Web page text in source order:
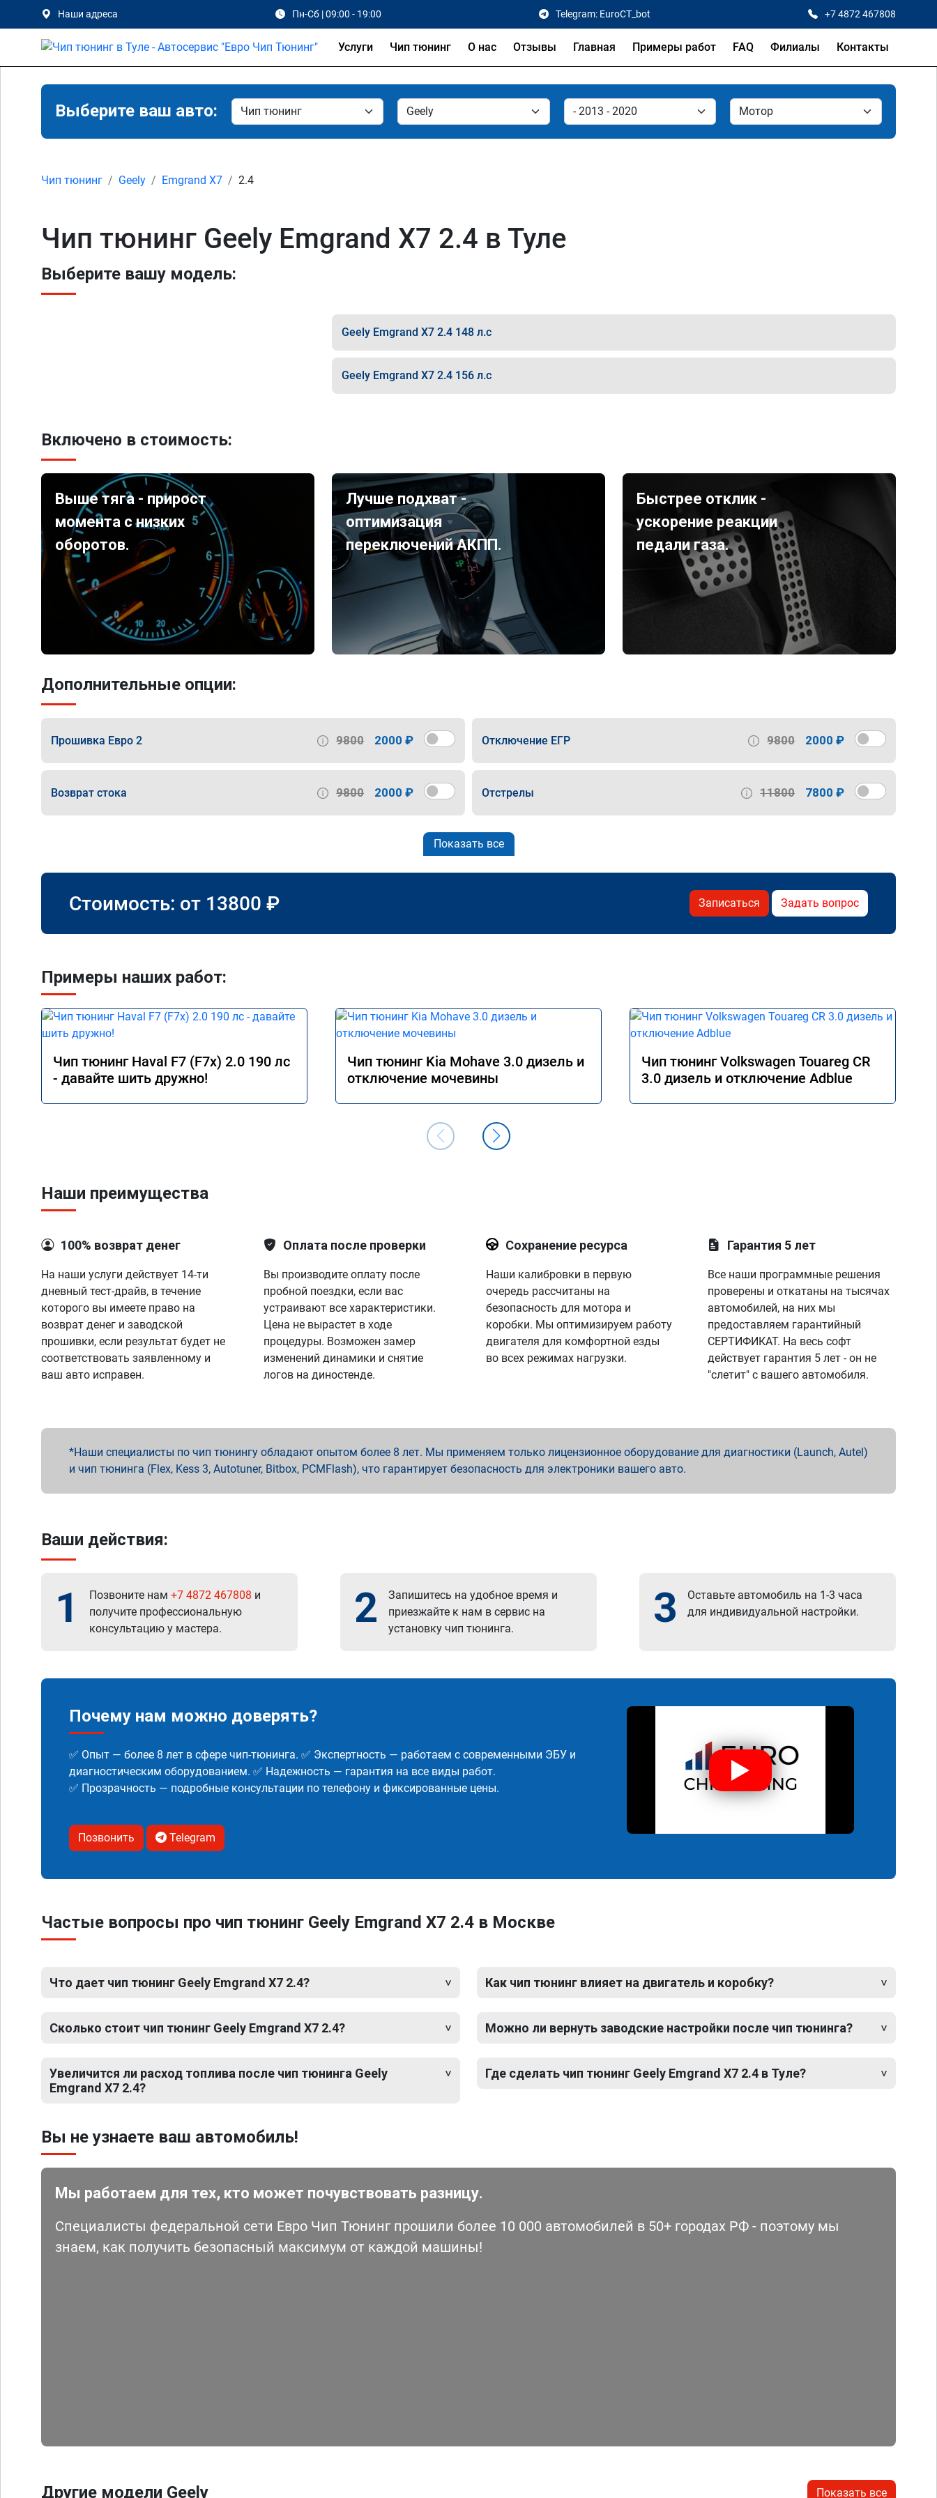
Наши адреса Пн-Сб | 09:00 - 19:00 Telegram: EuroCT_bot +7 4872 467808
Услуги Чип тюнинг О нас Отзывы Главная Примеры работ FAQ Филиалы Контакты
Выберите ваш авто:
Чип тюнинг Geely Emgrand X7 2.4
Чип тюнинг Geely Emgrand X7 2.4 в Туле
Выберите вашу модель:
Geely Emgrand X7 2.4 148 л.с
Geely Emgrand X7 2.4 156 л.с
Включено в стоимость:
Выше тяга - прирост
момента с низких
оборотов.
Лучше подхват -
оптимизация
переключений АКПП.
Быстрее отклик -
ускорение реакции
педали газа.
Дополнительные опции:
Прошивка Евро 2 9800 2000 ₽ Отключение ЕГР 9800 2000 ₽
Возврат стока 9800 2000 ₽ Отстрелы 11800 7800 ₽
Показать все
Стоимость: от 13800 ₽ Записаться Задать вопрос
Примеры наших работ:
Чип тюнинг Haval F7 (F7x) 2.0 190 лс
- давайте шить дружно!
Чип тюнинг Kia Mohave 3.0 дизель и
отключение мочевины
Чип тюнинг Volkswagen Touareg CR
3.0 дизель и отключение Adblue
Наши преимущества
100% возврат денег
На наши услуги действует 14-ти
дневный тест-драйв, в течение
которого вы имеете право на
возврат денег и заводской
прошивки, если результат будет не
соответствовать заявленному и
ваш авто исправен.
Оплата после проверки
Вы производите оплату после
пробной поездки, если вас
устраивают все характеристики.
Цена не вырастет в ходе
процедуры. Возможен замер
изменений динамики и снятие
логов на диностенде.
Сохранение ресурса
Наши калибровки в первую
очередь рассчитаны на
безопасность для мотора и
коробки. Мы оптимизируем работу
двигателя для комфортной езды
во всех режимах нагрузки.
Гарантия 5 лет
Все наши программные решения
проверены и откатаны на тысячах
автомобилей, на них мы
предоставляем гарантийный
СЕРТИФИКАТ. На весь софт
действует гарантия 5 лет - он не
"слетит" с вашего автомобиля.
Наши специалисты по чип тюнингу обладают опытом более 8 лет. Мы применяем только лицензионное оборудование для диагностики (Launch, Autel)
и чип тюнинга (Flex, Kess 3, Autotuner, Bitbox, PCMFlash), что гарантирует безопасность для электроники вашего авто.
Ваши действия:
1 Позвоните нам +7 4872 467808 и
получите профессиональную
консультацию у мастера.
2
Запишитесь на удобное время и
приезжайте к нам в сервис на
установку чип тюнинга.
3
Оставьте автомобиль на 1-3 часа
для индивидуальной настройки.
Почему нам можно доверять?
✅ Опыт — более 8 лет в сфере чип-тюнинга. ✅ Экспертность — работаем с современными ЭБУ и
диагностическим оборудованием. ✅ Надежность — гарантия на все виды работ.
✅ Прозрачность — подробные консультации по телефону и фиксированные цены.
Позвонить Telegram
Частые вопросы про чип тюнинг Geely Emgrand X7 2.4 в Москве
Что дает чип тюнинг Geely Emgrand X7 2.4?
Сколько стоит чип тюнинг Geely Emgrand X7 2.4?
Увеличится ли расход топлива после чип тюнинга Geely
Emgrand X7 2.4?
Как чип тюнинг влияет на двигатель и коробку?
Можно ли вернуть заводские настройки после чип тюнинга?
Где сделать чип тюнинг Geely Emgrand X7 2.4 в Туле?
Вы не узнаете ваш автомобиль!
Мы работаем для тех, кто может почувствовать разницу.
Специалисты федеральной сети Евро Чип Тюнинг прошили более 10 000 автомобилей в 50+ городах РФ - поэтому мы
знаем, как получить безопасный максимум от каждой машины!
Другие модели Geely Показать все